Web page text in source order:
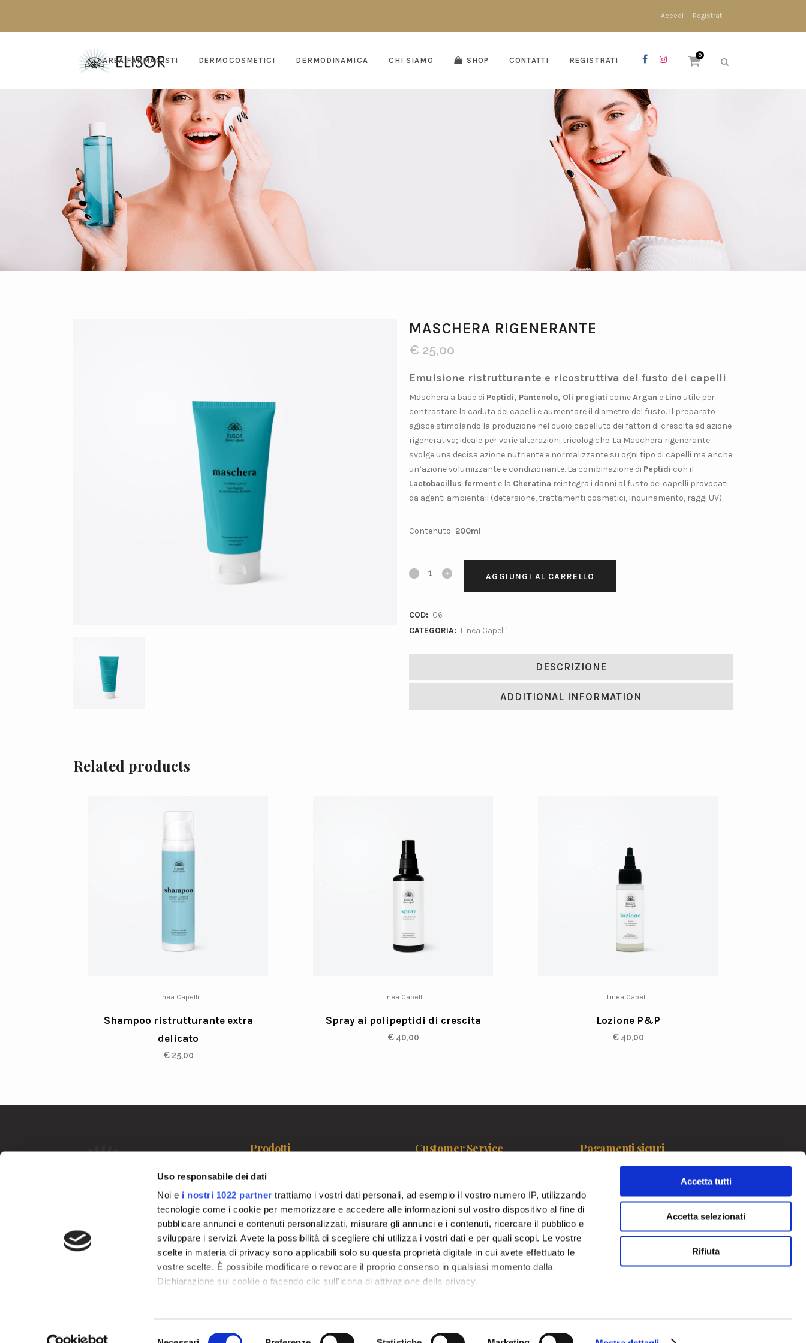
Uso responsabile dei dati
Noi e i nostri 1022 partner trattiamo i vostri dati personali, ad esempio il vostro numero IP, utilizzando
tecnologie come i cookie per memorizzare e accedere alle informazioni sul vostro dispositivo al fine di
pubblicare annunci e contenuti personalizzati, misurare gli annunci e i contenuti, ricercare il pubblico e
sviluppare i servizi. Avete la possibilità di scegliere chi utilizza i vostri dati e per quali scopi. Le vostre
scelte in materia di privacy sono applicabili solo su questa proprietà digitale in cui avete effettuato le
vostre scelte. È possibile modificare o revocare il proprio consenso in qualsiasi momento dalla
Dichiarazione sui cookie o facendo clic sull'icona di attivazione della privacy.
Accetta tutti
Accetta selezionati
Rifiuta
Accedi Registrati
0
AREA FARMACISTI DERMOCOSMETICI DERMODINAMICA CHI SIAMO SHOP CONTATTI REGISTRATI
MASCHERA RIGENERANTE
€ 25,00
Emulsione ristrutturante e ricostruttiva del fusto dei capelli
Maschera a base di Peptidi, Pantenolo, Oli pregiati comeArgan e Lino utile per
contrastare la caduta dei capelli e aumentare il diametro del fusto. Il preparato
agisce stimolando la produzione nel cuoio capelluto dei fattori di crescita ad azione
rigenerativa; ideale per varie alterazioni tricologiche. La Maschera rigenerante
svolge una decisa azione nutriente e normalizzante su ogni tipo di capelli ma anche
un’azione volumizzante e condizionante. La combinazione di Peptidi con il
Lactobacillus ferment e la Cheratina reintegra i danni al fusto dei capelli provocati
da agenti ambientali (detersione, trattamenti cosmetici, inquinamento, raggi UV).
Contenuto: 200ml
Maschera
quantity
AGGIUNGI AL CARRELLO
COD: 06
CATEGORIA: Linea Capelli
DESCRIZIONE
ADDITIONAL INFORMATION
Related products
Linea Capelli
Shampoo ristrutturante extra
delicato
€25,00
Linea Capelli
Spray ai polipeptidi di crescita
€40,00
Linea Capelli
Lozione P&P
€40,00
Elisor è un marchio creato dalla Dottoressa
Elisabetta Sorbellini. Sviluppa cosmetici e
soluzioni per la cura della pelle e dei capelli.
Prodotti
Dermocosmetici
Dermodinamica
Chi siamo
Customer Service
Spedizioni
Termini e condizioni
Privacy Policy
Cookie Policy
Pagamenti sicuri